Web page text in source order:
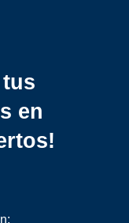
tus
en